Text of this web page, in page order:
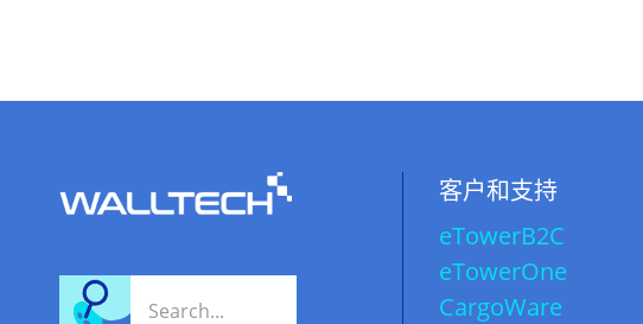
客户和支持
eTowerB2C
eTowerOne
CargoWare